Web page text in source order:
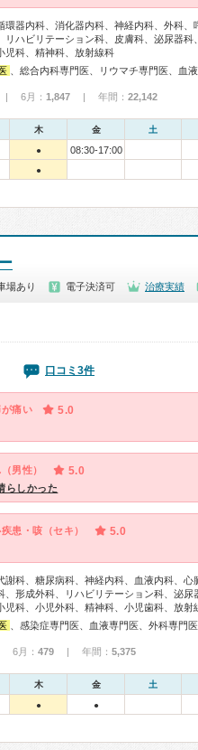
環器内科、消化器内科、神経内科、外科、
リハビリテーション科、皮膚科、泌尿器科
児科、精神科、放射線科
、総合内科専門医、リウマチ専門医、血液専門医、外科専門医、糖尿病専門医、呼吸器専門医、呼吸器外科専門医、気管支鏡専門医、循環器専門医、高血圧専門医、消化器病専門医、消化器外科専門医、肝臓専門医、消化器内視鏡専門医、泌尿器科専門医、腎臓専門医、透析専門医、てんかん専門医、整形外科専門医、脊椎脊髄外科専門医、形成外科専門医、皮膚科専門医、眼科専門医、耳鼻咽喉科専門医、産婦人科専門医、婦人科腫瘍専門医、乳腺専門医、産科婦人科腹腔鏡技術認定医、女性ヘ
6月： 1,847 | 年間： 22,142
木 金 土
●
08:30-17:00
●
場あり 電子決済可 治療実績
口コミ3件
痛い 5.0
男性） 5.0
らしかった
患・咳（セキ） 5.0
謝科、糖尿病科、神経内科、血液内科、心
、形成外科、リハビリテーション科、泌尿
児科、小児外科、精神科、小児歯科、放射
、感染症専門医、血液専門医、外科専門医、糖尿病専門医、内分泌代謝科専門医、循環器専門医、心臓血管外科専門医、消化器病専門医、消化器外科専門医、泌尿器科専門医、腎臓専門医、透析専門医、脳神経外科専門医、てんかん専門医、整形外科専門医、リハビリテーション科専門医、脊椎脊髄外科専門医、眼科専門医、耳鼻咽喉科専門医、産婦人科専門医、周産期(新生児)専門医、
月： 479 | 年間： 5,375
木 金 土
● ●